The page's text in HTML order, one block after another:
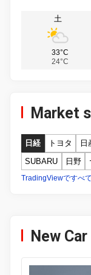
土
33°C
24°C
Market
日経 トヨタ 日
SUBARU
日野
TradingViewですべ
New Car